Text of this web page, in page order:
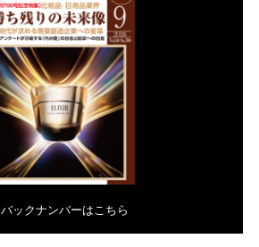
バックナンバーはこちら